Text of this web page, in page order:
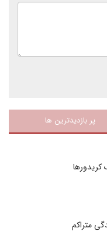
پر بازدیدترین ها
کریدورها
متراکم